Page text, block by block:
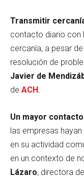
Transmitir
contacto diario con
cercanía, a pesar
resolución de
Javier de
de ACH
Un mayor
las empresas
en su actividad
en un contexto de
Lázaro, directora de